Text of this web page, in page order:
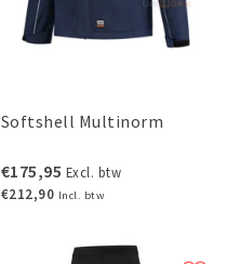
Softshell Multinorm
€175,95 Excl. btw
€212,90 Incl. btw